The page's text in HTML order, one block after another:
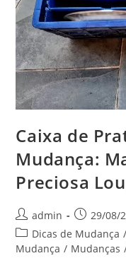
Caixa de
Mudança:
Preciosa
admin
29/08/
Dicas de Mudança /
Mudança / Mudanças